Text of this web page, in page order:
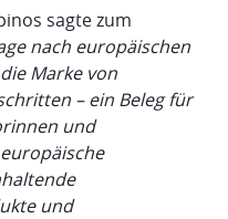
sagte zum
nach europäischen
Marke von
– ein Beleg für
und
und